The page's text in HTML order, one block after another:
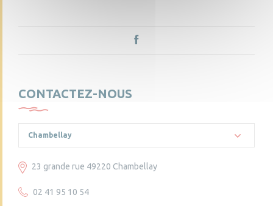
CONTACTEZ-NOUS
Chambellay
23 grande rue 49220 Chambellay
02 41 95 10 54